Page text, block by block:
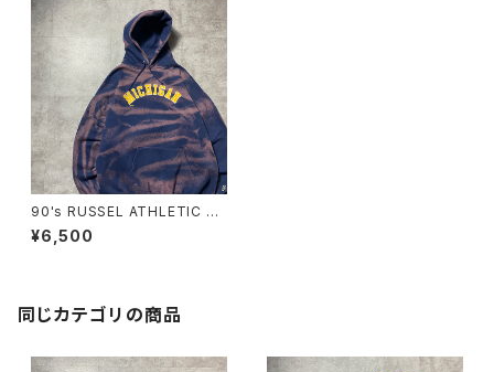
90's RUSSEL ATHLETIC ラ
ッセルアスレチック Michigan
ミシガン プリント ブリーチ加
¥6,500
同じカテゴリの商品